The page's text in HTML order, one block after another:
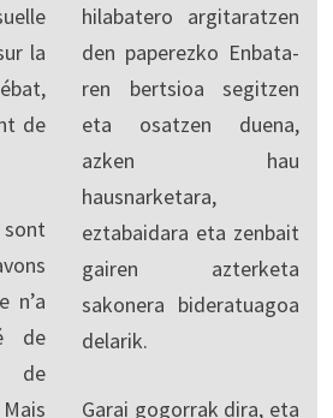
la
de
n’a
de
de
hilabatero argitaratzen
den paperezko Enbata-
ren bertsioa segitzen
eta osatzen duena,
azken hau
hausnarketara,
eztabaidara eta zenbait
gairen azterketa
sakonera bideratuagoa
delarik.
Garai gogorrak dira, eta